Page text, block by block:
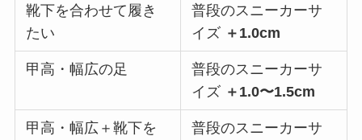
靴下を合わせて履き
たい
普段のスニーカーサ
イズ ＋1.0cm
甲高・幅広の足
普段のスニーカーサ
イズ ＋1.0〜1.5cm
甲高・幅広＋靴下を
普段のスニーカーサ